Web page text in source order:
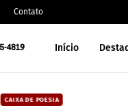
Contato
Início
CAIXA DE POESIA